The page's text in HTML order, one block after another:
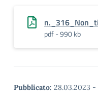
pdf - 990 kb
Pubblicato: 28.03.2023 -